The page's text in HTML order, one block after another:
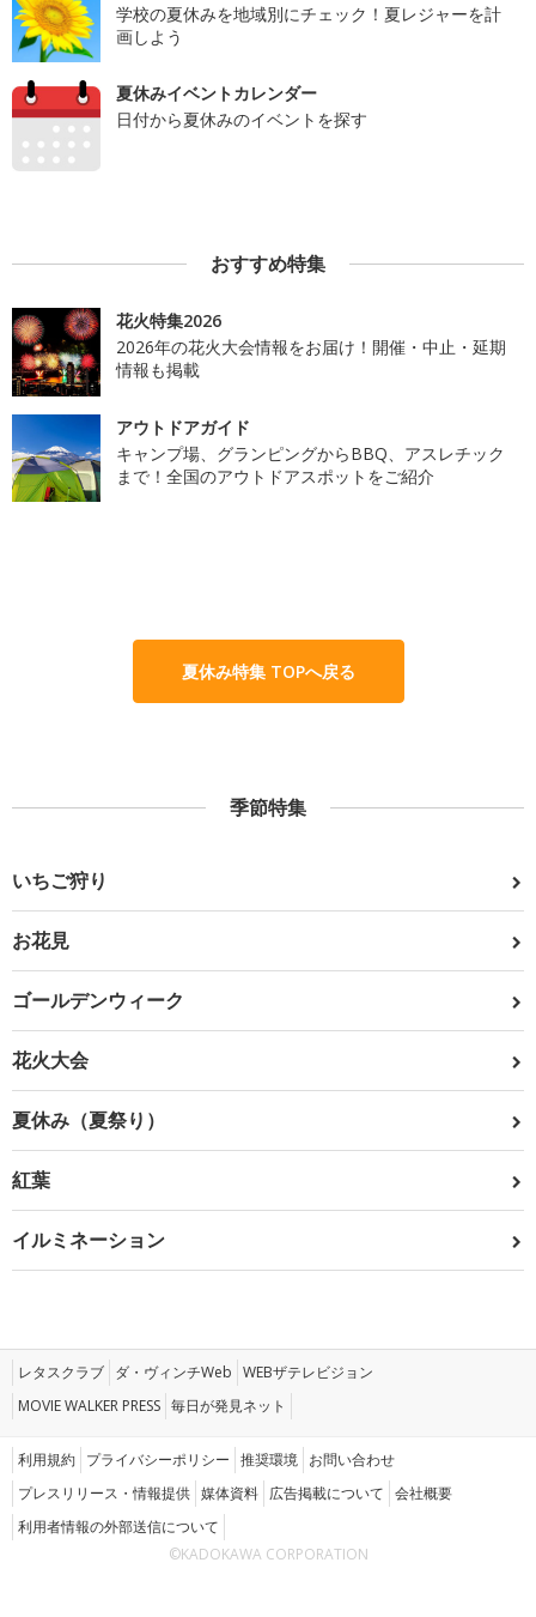
学校の夏休みを地域別にチェック！夏レジャーを計
画しよう
夏休みイベントカレンダー
日付から夏休みのイベントを探す
おすすめ特集
花火特集2026
2026年の花火大会情報をお届け！開催・中止・延期
情報も掲載
アウトドアガイド
キャンプ場、グランピングからBBQ、アスレチック
まで！全国のアウトドアスポットをご紹介
夏休み特集 TOPへ戻る
季節特集
いちご狩り
お花見
ゴールデンウィーク
花火大会
夏休み（夏祭り）
紅葉
イルミネーション
レタスクラブ ダ・ヴィンチWeb WEBザテレビジョン
MOVIE WALKER PRESS 毎日が発見ネット
利用規約 プライバシーポリシー 推奨環境 お問い合わせ
プレスリリース・情報提供 媒体資料 広告掲載について 会社概要
利用者情報の外部送信について
©KADOKAWA CORPORATION